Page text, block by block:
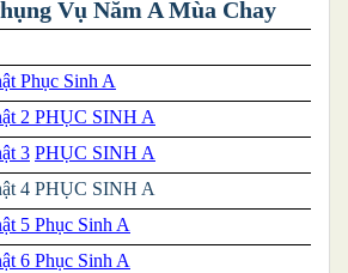
Vụ Năm A Mùa Chay
Phục Sinh A
t 2 PHỤC SINH A
3 PHỤC SINH A
4 PHỤC SINH A
5 Phục Sinh A
6 Phục Sinh A